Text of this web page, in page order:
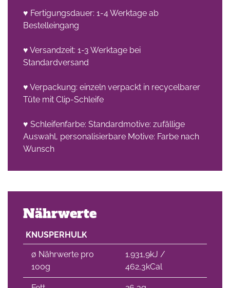
♥ Fertigungsdauer: 1-4 Werktage ab
Bestelleingang
♥ Versandzeit: 1-3 Werktage bei
Standardversand
♥ Verpackung: einzeln verpackt in recycelbarer
Tüte mit Clip-Schleife
♥ Schleifenfarbe: Standardmotive: zufällige
Auswahl, personalisierbare Motive: Farbe nach
Wunsch
Nährwerte
KNUSPERHULK
∅ Nährwerte pro
100g
1.931,9kJ /
462,3kCal